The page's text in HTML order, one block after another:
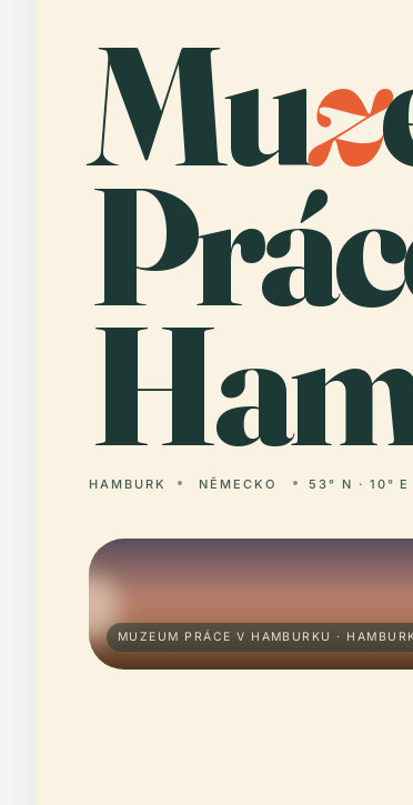
Muz
HAMBURK NĚMECKO 53° N · 10° E
MUZEUM PRÁCE V HAMBURKU ·